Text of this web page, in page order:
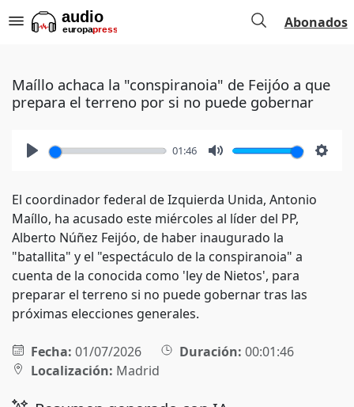
Abonados
Maíllo achaca la "conspiranoia" de Feijóo a que
prepara el terreno por si no puede gobernar
01:46
El coordinador federal de Izquierda Unida, Antonio
Maíllo, ha acusado este miércoles al líder del PP,
Alberto Núñez Feijóo, de haber inaugurado la
"batallita" y el "espectáculo de la conspiranoia" a
cuenta de la conocida como 'ley de Nietos', para
preparar el terreno si no puede gobernar tras las
próximas elecciones generales.
Fecha: 01/07/2026 Duración: 00:01:46
Localización: Madrid